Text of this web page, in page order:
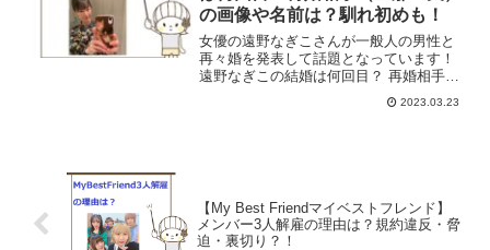
の画像や名前は？馴れ初めも！
女優の遠野なぎこさんが一般人の男性と
再々婚を発表して話題となっています！
遠野なぎこの結婚は何回目？ 再婚相手
（旦那・夫）の画像や名前、馴れ初め
は？そこで今回遠野なぎこさんの再婚相
2023.03.23
【My Best Friendマイベストフレンド】
メンバー3人解雇の理由は？規約違反・脅
迫・裏切り？！